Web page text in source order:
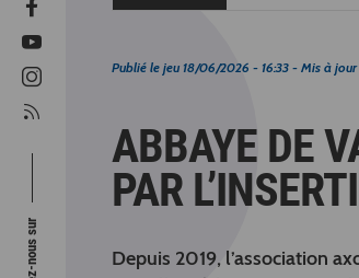
Publié le jeu 18/06/2026 - 16:33 - Mis à jour
ABBAYE DE
PAR
Depuis 2019, l’association